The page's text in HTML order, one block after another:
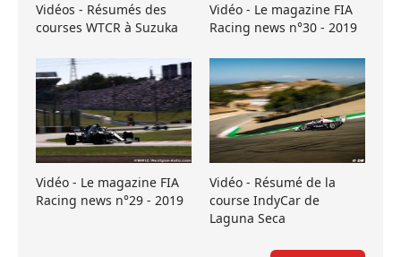
Vidéos - Résumés des
courses WTCR à Suzuka
Vidéo - Le magazine FIA
Racing news n°30 - 2019
Vidéo - Le magazine FIA
Racing news n°29 - 2019
Vidéo - Résumé de la
course IndyCar de
Laguna Seca